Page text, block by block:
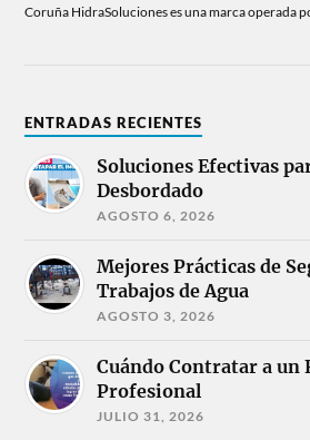
Coruña HidraSoluciones es una marca operada
ENTRADAS RECIENTES
Soluciones Efectivas
Desbordado
AGOSTO 6, 2026
Mejores Prácticas de
Trabajos de Agua
AGOSTO 3, 2026
Cuándo Contratar a un
Profesional
JULIO 31, 2026